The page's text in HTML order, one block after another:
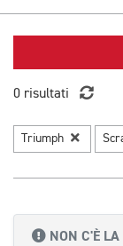
0 risultati
Triumph
NON C'È